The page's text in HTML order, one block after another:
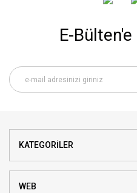
E-Bülten'e
KATEGORİLER
WEB